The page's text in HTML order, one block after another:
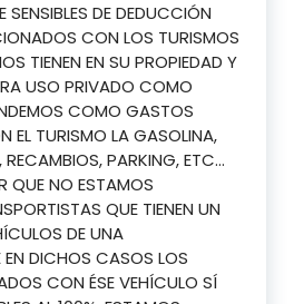
SENSIBLES DE DEDUCCIÓN
CON LOS TURISMOS
TIENEN EN SU PROPIEDAD Y
USO PRIVADO COMO
COMO GASTOS
EL TURISMO LA GASOLINA,
RECAMBIOS, PARKING, ETC…
QUE NO ESTAMOS
QUE TIENEN UN
DE UNA
EN DICHOS CASOS LOS
CON ÉSE VEHÍCULO SÍ